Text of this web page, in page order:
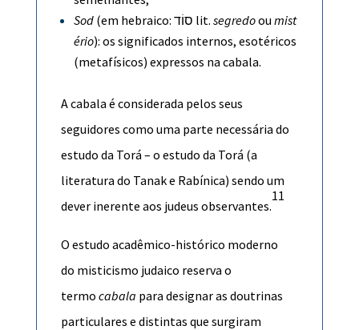
Sod(em hebraico: סוֹד lit. segredoou mist
ério): os significados internos, esotéricos
(metafísicos) expressos na cabala.
A cabala é considerada pelos seus
seguidores como uma parte necessária do
estudo da Torá – o estudo da Torá (a
literatura do Tanake Rabínica) sendo um
dever inerente aos judeus observantes.
11
O estudo acadêmico-histórico moderno
do misticismo judaico reserva o
termo cabala para designar as doutrinas
particulares e distintas que surgiram